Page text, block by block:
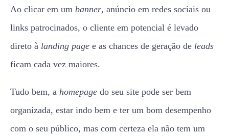
Ao clicar em um banner, anúncio em redes sociais ou
links patrocinados, o cliente em potencial é levado
direto à landing page e as chances de geração de leads
ficam cada vez maiores.
Tudo bem, a homepage do seu site pode ser bem
organizada, estar indo bem e ter um bom desempenho
com o seu público, mas com certeza ela não tem um